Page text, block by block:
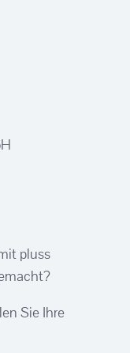
pluss
Sie Ihre